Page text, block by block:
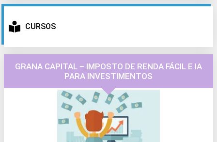
CURSOS
GRANA CAPITAL – IMPOSTO DE RENDA FÁCIL E IA
PARA INVESTIMENTOS